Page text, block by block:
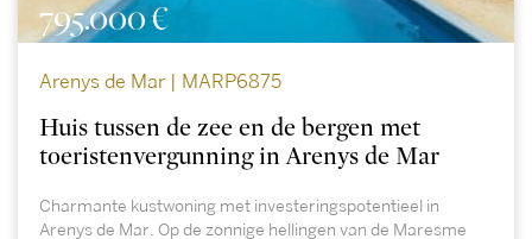
795.000 €
Arenys de Mar | MARP6875
Huis tussen de zee en de bergen met
toeristenvergunning in Arenys de Mar
Charmante kustwoning met investeringspotentieel in
Arenys de Mar. Op de zonnige hellingen van de Maresme